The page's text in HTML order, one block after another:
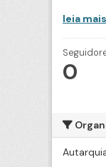
leia mais
0